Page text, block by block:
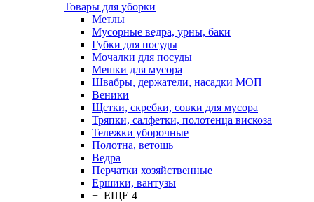
Товары для уборки
Метлы
Мусорные ведра, урны, баки
Губки для посуды
Мочалки для посуды
Мешки для мусора
Швабры, держатели, насадки МОП
Веники
Щетки, скребки, совки для мусора
Тряпки, салфетки, полотенца вискоза
Тележки уборочные
Полотна, ветошь
Ведра
Перчатки хозяйственные
Ершики, вантузы
+ ЕЩЕ 4